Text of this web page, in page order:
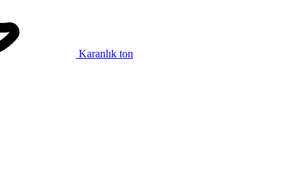
Karanlık ton